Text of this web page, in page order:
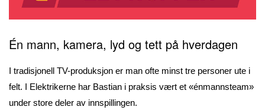
Én mann, kamera, lyd og tett på hverdagen
I tradisjonell TV-produksjon er man ofte minst tre personer ute i
felt. I Elektrikerne har Bastian i praksis vært et «énmannsteam»
under store deler av innspillingen.